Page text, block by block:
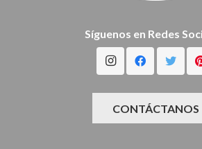
Síguenos en Redes
CONTÁCTANOS